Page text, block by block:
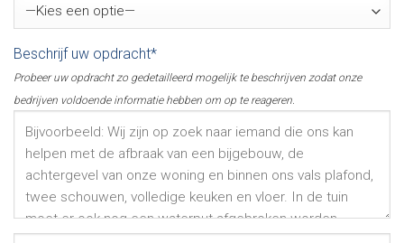
Beschrijf uw opdracht*
Probeer uw opdracht zo gedetailleerd mogelijk te beschrijven zodat onze
bedrijven voldoende informatie hebben om op te reageren.